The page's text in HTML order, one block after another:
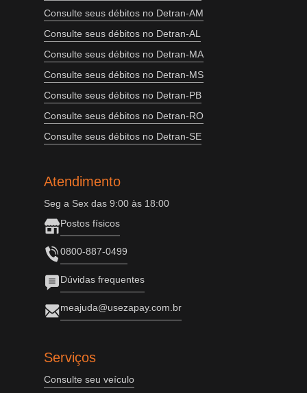
Consulte seus débitos no Detran-AM
Consulte seus débitos no Detran-AL
Consulte seus débitos no Detran-MA
Consulte seus débitos no Detran-MS
Consulte seus débitos no Detran-PB
Consulte seus débitos no Detran-RO
Consulte seus débitos no Detran-SE
Atendimento
Seg a Sex das 9:00 às 18:00
Postos físicos
0800-887-0499
Dúvidas frequentes
meajuda@usezapay.com.br
Serviços
Consulte seu veículo